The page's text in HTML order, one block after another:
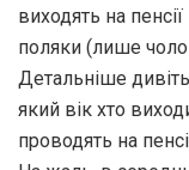
виходять на
поляки (лише
Детальніше
який вік хто
проводять на